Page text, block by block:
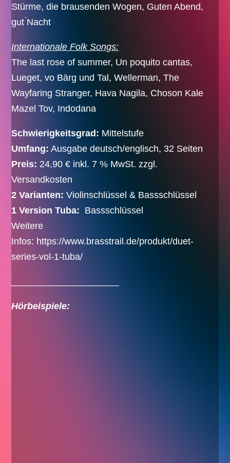
Stürme, die brausenden Wogen, Guten Abend,
gut ́Nacht
Internationale Folk Songs:
The last rose of summer, Un poquito cantas,
Lueget, vo Bärg und Tal, Wellerman, The
Wayfaring Stranger, Hava Nagila, Choson Kale
Mazel Tov, Indodana
Schwierigkeitsgrad: Mittelstufe
Umfang: Ausgabe deutsch/englisch, 32 Seiten
Preis: 24,90 € inkl. 7 % MwSt. zzgl.
Versandkosten
2 Varianten: Violinschlüssel & Bassschlüssel
1 Version Tuba: Bassschlüssel
Weitere
Infos: https://www.brasstrail.de/produkt/duet-
series-vol-1-tuba/
Hörbeispiele: